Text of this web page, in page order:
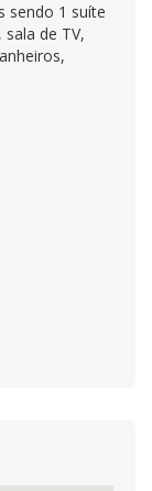
sendo 1 suíte
de TV,